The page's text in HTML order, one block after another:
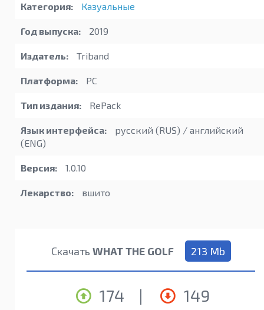
Категория: Казуальные
Год выпуска: 2019
Издатель: Triband
Платформа: PC
Тип издания: RePack
Язык интерфейса:
русский (RUS) / английский
(ENG)
Версия: 1.0.10
Лекарство: вшито
Скачать WHAT THE GOLF 213 Mb
174 | 149